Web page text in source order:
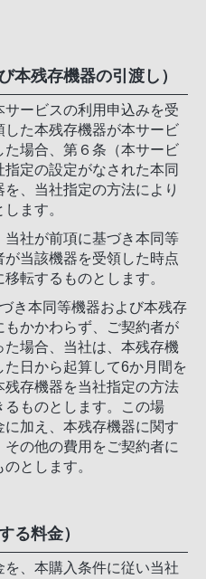
本残存機器の引渡し）
ービスの利用申込みを受
た本残存機器が本サービ
た場合、第６条（本サービ
定の設定がなされた本同
、当社指定の方法により
ます。
社が前項に基づき本同等
当該機器を受領した時点
転するものとします。
き本同等機器および本残存
かかわらず、ご契約者が
場合、当社は、本残存機
日から起算して6か月間を
存機器を当社指定の方法
ものとします。この場
加え、本残存機器に関す
の他の費用をご契約者に
とします。
る料金）
、本購入条件に従い当社